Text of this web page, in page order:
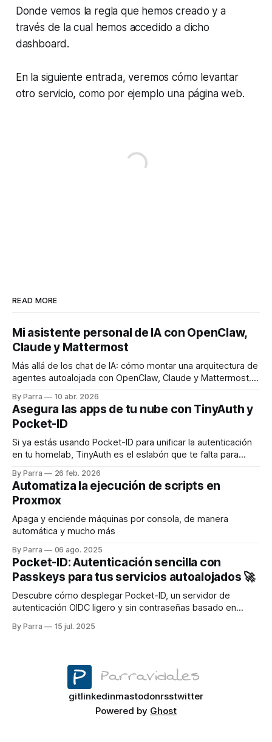
Donde vemos la regla que hemos creado y a
través de la cual hemos accedido a dicho
dashboard .
En la siguiente entrada, veremos cómo levantar
otro servicio, como por ejemplo una página web.
READ MORE
Mi asistente personal de IA con OpenClaw,
Claude y Mattermost
Más allá de los chat de IA: cómo montar una arquitectura de
agentes autoalojada con OpenClaw, Claude y Mattermost.
mediante canales temáticos, logrando automatización real
con contexto persistente.
By Parra 10 abr. 2026
Asegura las apps de tu nube con TinyAuth y
Pocket-ID
Si ya estás usando Pocket-ID para unificar la autenticación
en tu homelab, TinyAuth es el eslabón que te falta para
Passkeys, sin tener que pelearte con configuraciones
avanzadas de OIDC.
By Parra 26 feb. 2026
Automatiza la ejecución de scripts en
Proxmox
Apaga y enciende máquinas por consola, de manera
automática y mucho más
By Parra 06 ago. 2025
Pocket-ID: Autenticación sencilla con
Passkeys para tus servicios autoalojados 🚀
Descubre cómo desplegar Pocket-ID, un servidor de
autenticación OIDC ligero y sin contraseñas basado en
autoalojados. Olvídate de las contraseñas para siempre con
By Parra 15 jul. 2025
gitlinkedinmastodonrsstwitter
Powered by Ghost